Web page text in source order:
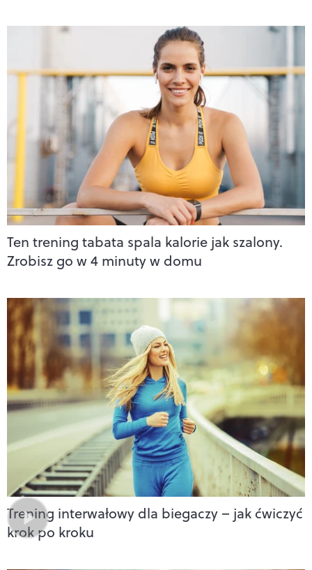
Ten trening tabata spala kalorie jak szalony.
Zrobisz go w 4 minuty w domu
Trening interwałowy dla biegaczy – jak ćwiczyć
krok po kroku